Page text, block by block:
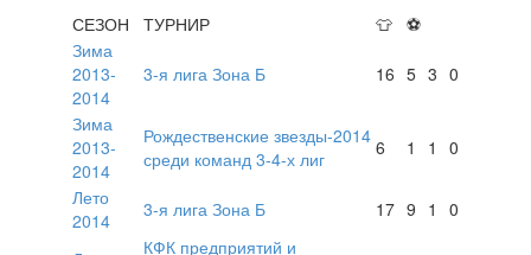
СЕЗОН
ТУРНИР 👕 ⚽
Зима
2013-
2014
3-я лига Зона Б 16 5 3 0
Зима
2013-
2014
Рождественские звезды-2014
среди команд 3-4-х лиг
6 1 1 0
Лето
2014
3-я лига Зона Б 17 9 1 0
КФК предприятий и